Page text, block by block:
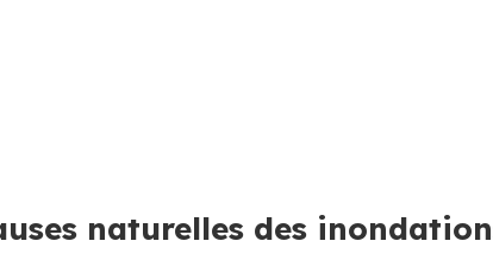
naturelles des